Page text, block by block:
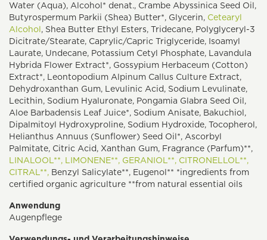
Water (Aqua), Alcohol* denat., Crambe Abyssinica Seed Oil,
Butyrospermum Parkii (Shea) Butter*, Glycerin, Cetearyl
Alcohol, Shea Butter Ethyl Esters, Tridecane, Polyglyceryl-3
Dicitrate/Stearate, Caprylic/Capric Triglyceride, Isoamyl
Laurate, Undecane, Potassium Cetyl Phosphate, Lavandula
Hybrida Flower Extract*, Gossypium Herbaceum (Cotton)
Extract*, Leontopodium Alpinum Callus Culture Extract,
Dehydroxanthan Gum, Levulinic Acid, Sodium Levulinate,
Lecithin, Sodium Hyaluronate, Pongamia Glabra Seed Oil,
Aloe Barbadensis Leaf Juice*, Sodium Anisate, Bakuchiol,
Dipalmitoyl Hydroxyproline, Sodium Hydroxide, Tocopherol,
Helianthus Annuus (Sunflower) Seed Oil*, Ascorbyl
Palmitate, Citric Acid, Xanthan Gum, Fragrance (Parfum)**,
LINALOOL**, LIMONENE**, GERANIOL**, CITRONELLOL**,
CITRAL**, Benzyl Salicylate**, Eugenol** *ingredients from
certified organic agriculture **from natural essential oils
Anwendung
Augenpflege